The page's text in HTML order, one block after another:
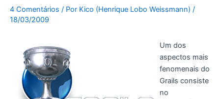
4 Comentários / Por Kico (Henrique Lobo Weissmann) /
18/03/2009
Um dos
aspectos mais
fenomenais do
Grails consiste
no